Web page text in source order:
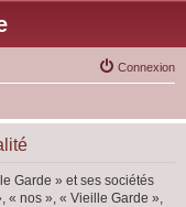
Connexion
Garde » et ses sociétés
« nos », « Vieille Garde »,